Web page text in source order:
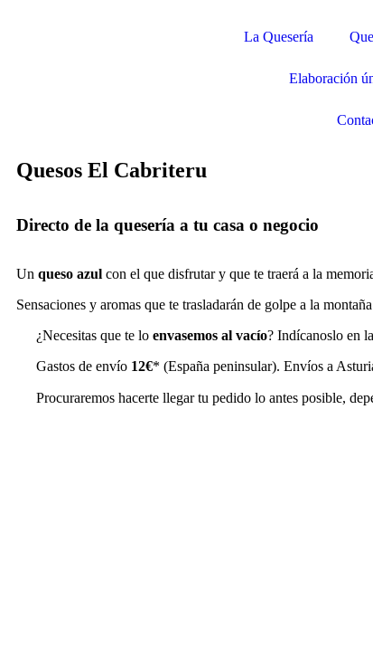
La Quesería
Elaboración
Quesos El Cabriteru
Directo de la quesería a tu casa o negocio
Un queso azul con el que disfrutar y que te traerá a la
Sensaciones y aromas que te trasladarán de golpe a la
¿Necesitas que te loenvasemos al vacío? Indícanoslo en
Gastos de envío 12€* (España peninsular). Envíos a
Procuraremos hacerte llegar tu pedido lo antes posible,